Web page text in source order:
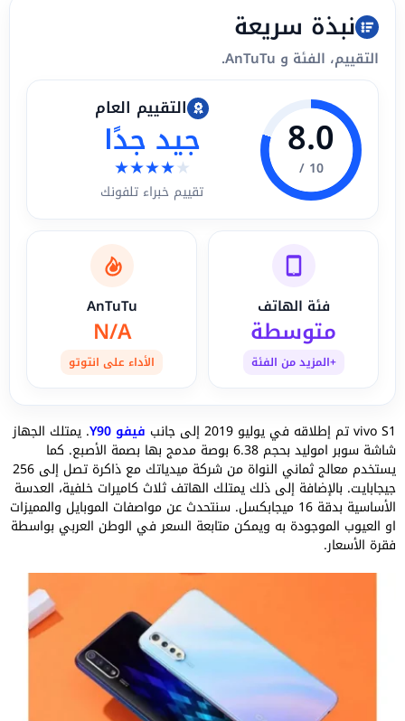
نبذة سريعة
التقييم، الفئة و AnTuTu.
8.0
10 /
التقييم العام
جيد جدًا
★★★★★
تقييم خبراء تلفونك
فئة الهاتف
متوسطة
+المزيد من الفئة
AnTuTu
N/A
الأداء على انتوتو
vivo S1 تم إطلاقه في يوليو 2019 إلى جانب فيفو Y90 . يمتلك الجهاز
شاشة سوبر اموليد بحجم 6.38 بوصة مدمج بها بصمة الأصبع. كما
يستخدم معالج ثماني النواة من شركة ميدياتك مع ذاكرة تصل إلى 256
جيجابايت. بالإضافة إلى ذلك يمتلك الهاتف ثلاث كاميرات خلفية، العدسة
الأساسية بدقة 16 ميجابكسل. سنتحدث عن مواصفات الموبايل والمميزات
او العيوب الموجودة به ويمكن متابعة السعر في الوطن العربي بواسطة
فقرة الأسعار.